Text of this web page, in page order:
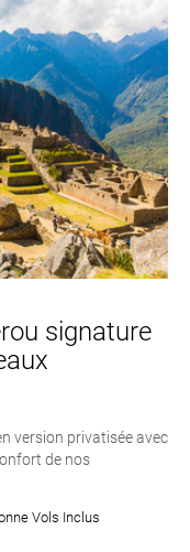
signature
version privatisée avec
de nos
Vols Inclus